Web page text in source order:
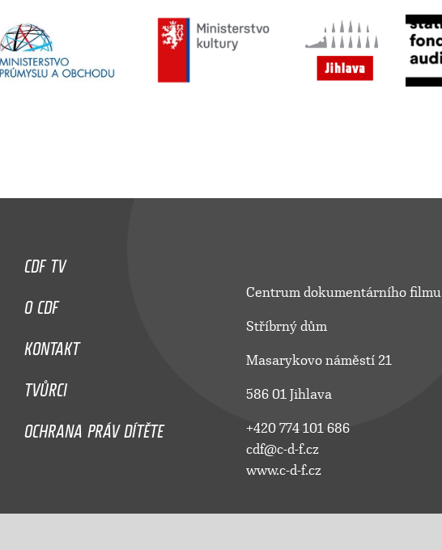
CDF TV
O CDF
KONTAKT
TVŮRCI
OCHRANA PRÁV DÍTĚTE
Centrum dokumentárního filmu
Stříbrný dům
Masarykovo náměstí 21
586 01 Jihlava
+420 774 101 686
cdf@c-d-f.cz
www.c-d-f.cz